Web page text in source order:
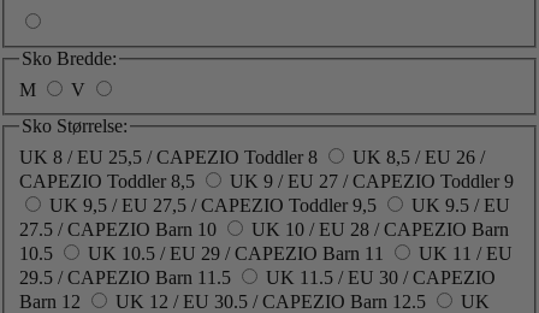
Sko Bredde:
M
V
Sko Størrelse:
UK 8 / EU 25,5 / CAPEZIO Toddler 8
UK 8,5 / EU 26 /
CAPEZIO Toddler 8,5
UK 9 / EU 27 / CAPEZIO Toddler 9
UK 9,5 / EU 27,5 / CAPEZIO Toddler 9,5
UK 9.5 / EU
27.5 / CAPEZIO Barn 10
UK 10 / EU 28 / CAPEZIO Barn
10.5
UK 10.5 / EU 29 / CAPEZIO Barn 11
UK 11 / EU
29.5 / CAPEZIO Barn 11.5
UK 11.5 / EU 30 / CAPEZIO
Barn 12
UK 12 / EU 30.5 / CAPEZIO Barn 12.5
UK